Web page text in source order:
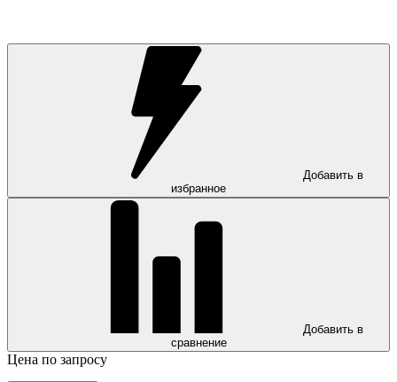
Добавить в
избранное
Добавить в
сравнение
Цена по запросу